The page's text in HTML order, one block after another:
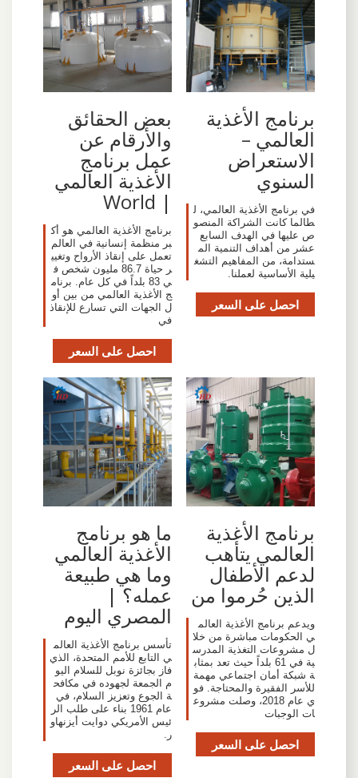
برنامج الأغذية
العالمي –
الاستعراض
السنوي
في برنامج الأغذية العالمي، ل
طالما كانت الشراكة المنصو
ص عليها في الهدف السابع
عشر من أهداف التنمية الم
ستدامة، من المفاهيم التشغ
يلية الأساسية لعملنا.
احصل على السعر
بعض الحقائق
والأرقام عن
عمل برنامج
الأغذية العالمي
| World
برنامج الأغذية العالمي هو أك
بر منظمة إنسانية في العالم
تعمل على إنقاذ الأرواح وتغيي
ر حياة 86.7 مليون شخص ف
ي 83 بلداً في كل عام. برنام
ج الأغذية العالمي من بين أو
ل الجهات التي تسارع للإنقاذ
في
احصل على السعر
برنامج الأغذية
العالمي يتأهب
لدعم الأطفال
الذين حُرموا من
ويدعم برنامج الأغذية العالم
ي الحكومات مباشرة من خلا
ل مشروعات التغذية المدرس
ية في 61 بلداً حيث تعد بمثاب
ة شبكة أمان اجتماعي مهمة
للأسر الفقيرة والمحتاجة. فو
ي عام 2018، وصلت مشروع
ات الوجبات
احصل على السعر
ما هو برنامج
الأغذية العالمي
وما هي طبيعة
عمله؟ |
المصري اليوم
تأسس برنامج الأغذية العالم
ي التابع للأمم المتحدة، الذي
فاز بجائزة نوبل للسلام اليو
م الجمعة لجهوده في مكافح
ة الجوع وتعزيز السلام، في
عام 1961 بناء على طلب الر
ئيس الأمريكي دوايت أيزنهاو
ر.
احصل على السعر